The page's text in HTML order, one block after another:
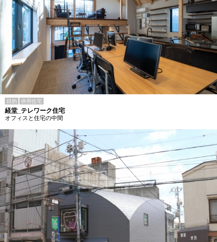
目的 併用住宅
経堂_テレワーク住宅
オフィスと住宅の中間